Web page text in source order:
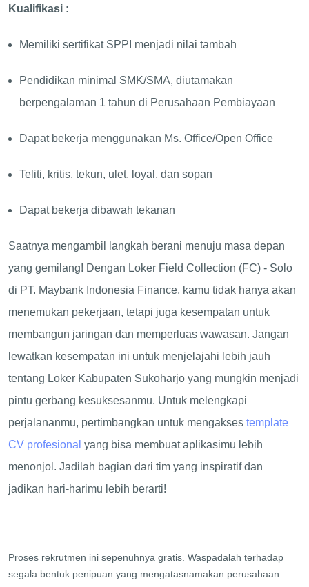
Kualifikasi :
Memiliki sertifikat SPPI menjadi nilai tambah
Pendidikan minimal SMK/SMA, diutamakan
berpengalaman 1 tahun di Perusahaan Pembiayaan
Dapat bekerja menggunakan Ms. Office/Open Office
Teliti, kritis, tekun, ulet, loyal, dan sopan
Dapat bekerja dibawah tekanan
Saatnya mengambil langkah berani menuju masa depan
yang gemilang! Dengan Loker Field Collection (FC) - Solo
di PT. Maybank Indonesia Finance, kamu tidak hanya akan
menemukan pekerjaan, tetapi juga kesempatan untuk
membangun jaringan dan memperluas wawasan. Jangan
lewatkan kesempatan ini untuk menjelajahi lebih jauh
tentang Loker Kabupaten Sukoharjo yang mungkin menjadi
pintu gerbang kesuksesanmu. Untuk melengkapi
perjalananmu, pertimbangkan untuk mengakses template
CV profesional yang bisa membuat aplikasimu lebih
menonjol. Jadilah bagian dari tim yang inspiratif dan
jadikan hari-harimu lebih berarti!
Proses rekrutmen ini sepenuhnya gratis. Waspadalah terhadap
segala bentuk penipuan yang mengatasnamakan perusahaan.